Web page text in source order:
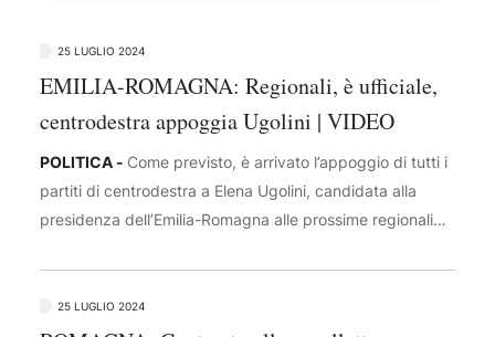
25 LUGLIO 2024
EMILIA-ROMAGNA: Regionali, è ufficiale,
centrodestra appoggia Ugolini | VIDEO
POLITICA - Come previsto, è arrivato l’appoggio di tutti i
partiti di centrodestra a Elena Ugolini, candidata alla
presidenza dell’Emilia-Romagna alle prossime regionali
coordinatori regionali di Fratelli d’Italia, Lega, Forza Italia,
Noi Moderati e UDC viene reso noto, hanno annunciato
25 LUGLIO 2024